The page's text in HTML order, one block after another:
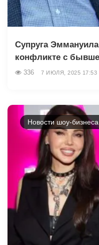
Супруга
конфликте с
336 7 ИЮЛЯ, 2025 17:53
Новости шоу-бизнеса